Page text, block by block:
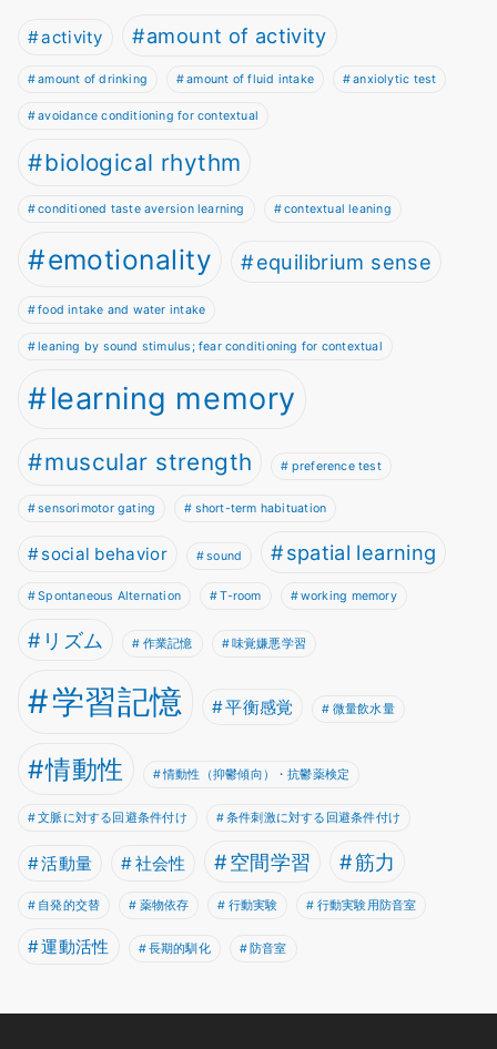
activity amount of activity
amount of drinking amount of fluid intake anxiolytic test
avoidance conditioning for contextual
biological rhythm
conditioned taste aversion learning contextual leaning
emotionality equilibrium sense
food intake and water intake
leaning by sound stimulus; fear conditioning for contextual
learning memory
muscular strength preference test
sensorimotor gating short-term habituation
social behavior sound spatial learning
Spontaneous Alternation T-room working memory
リズム 作業記憶 味覚嫌悪学習
学習記憶 平衡感覚 微量飲水量
情動性 情動性（抑鬱傾向）・抗鬱薬検定
文脈に対する回避条件付け 条件刺激に対する回避条件付け
活動量 社会性 空間学習 筋力
自発的交替 薬物依存 行動実験 行動実験用防音室
運動活性 長期的馴化 防音室